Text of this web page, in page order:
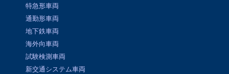
特急形車両
通勤形車両
地下鉄車両
海外向車両
試験検測車両
新交通システム車両